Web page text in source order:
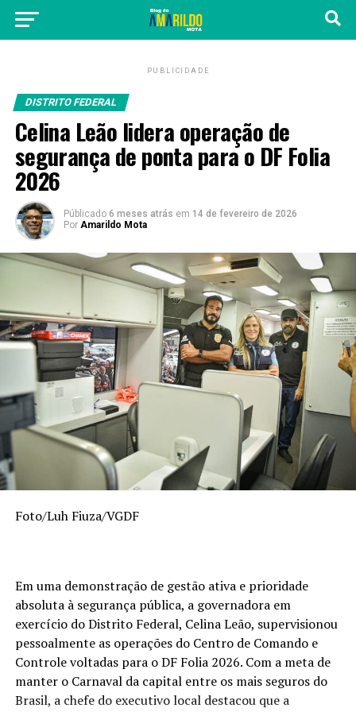
PUBLICIDADE
DISTRITO FEDERAL
Celina Leão lidera operação de
segurança de ponta para o DF Folia
2026
Públicado 6 meses atrás em 14 de fevereiro de 2026
Por Amarildo Mota
Foto/Luh Fiuza/VGDF
Em uma demonstração de gestão ativa e prioridade
absoluta à segurança pública, a governadora em
exercício do Distrito Federal, Celina Leão, supervisionou
pessoalmente as operações do Centro de Comando e
Controle voltadas para o DF Folia 2026. Com a meta de
manter o Carnaval da capital entre os mais seguros do
Brasil, a chefe do executivo local destacou que a